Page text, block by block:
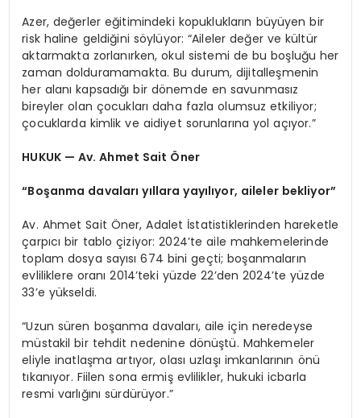
Azer, değerler eğitimindeki kopuklukların büyüyen bir
risk haline geldiğini söylüyor: “Aileler değer ve kültür
aktarmakta zorlanırken, okul sistemi de bu boşluğu her
zaman dolduramamakta. Bu durum, dijitalleşmenin
her alanı kapsadığı bir dönemde en savunmasız
bireyler olan çocukları daha fazla olumsuz etkiliyor;
çocuklarda kimlik ve aidiyet sorunlarına yol açıyor.”
HUKUK — Av. Ahmet Sait Öner
“Boşanma davaları yıllara yayılıyor, aileler bekliyor”
Av. Ahmet Sait Öner, Adalet İstatistiklerinden hareketle
çarpıcı bir tablo çiziyor: 2024’te aile mahkemelerinde
toplam dosya sayısı 674 bini geçti; boşanmaların
evliliklere oranı 2014’teki yüzde 22’den 2024’te yüzde
33’e yükseldi.
“Uzun süren boşanma davaları, aile için neredeyse
müstakil bir tehdit nedenine dönüştü. Mahkemeler
eliyle inatlaşma artıyor, olası uzlaşı imkanlarının önü
tıkanıyor. Fiilen sona ermiş evlilikler, hukuki icbarla
resmi varlığını sürdürüyor.”